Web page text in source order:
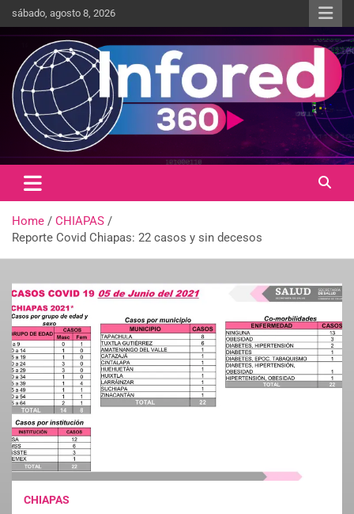
sábado, agosto 8, 2026
infored360.mx
Un giro en la información
Home
CHIAPAS
Reporte Covid Chiapas: 22 casos y sin decesos
CHIAPAS